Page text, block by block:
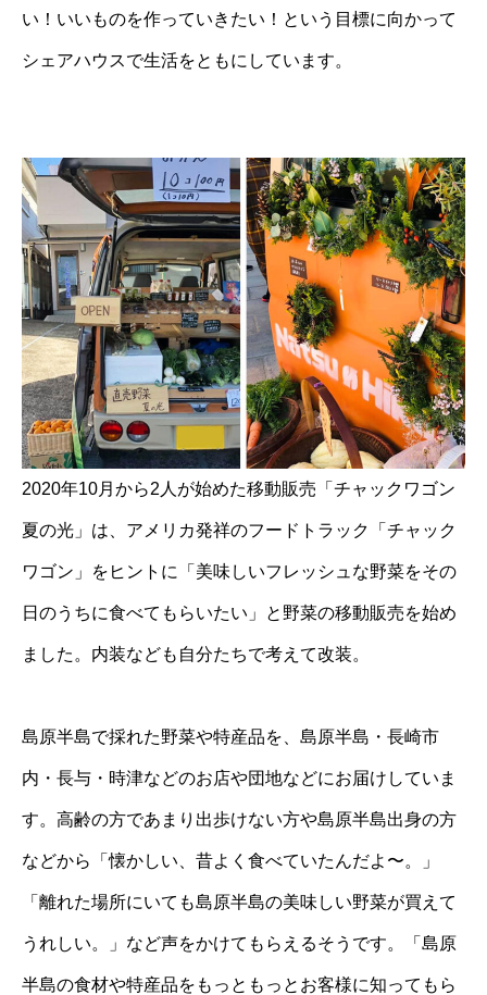
い！いいものを作っていきたい！という目標に向かって
シェアハウスで生活をともにしています。
2020年10月から2人が始めた移動販売「チャックワゴン
夏の光」は、アメリカ発祥のフードトラック「チャック
ワゴン」をヒントに「美味しいフレッシュな野菜をその
日のうちに食べてもらいたい」と野菜の移動販売を始め
ました。内装なども自分たちで考えて改装。
島原半島で採れた野菜や特産品を、島原半島・長崎市
内・長与・時津などのお店や団地などにお届けしていま
す。高齢の方であまり出歩けない方や島原半島出身の方
などから「懐かしい、昔よく食べていたんだよ〜。」
「離れた場所にいても島原半島の美味しい野菜が買えて
うれしい。」など声をかけてもらえるそうです。「島原
半島の食材や特産品をもっともっとお客様に知ってもら